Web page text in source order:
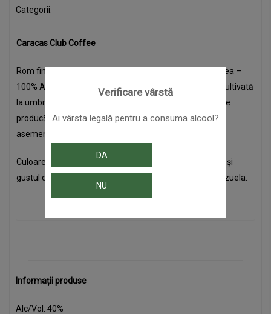
Verificare vârstă
Ai vârsta legală pentru a consuma alcool?
DA
NU
Categorii:
Caracas Club Coffee
Rom fin de 8 ani care conține macerat de boabe de cafea –
100% Arabica. Cafeaua provine din Venezuela și este cultivată
la umbră, sub coronamentul copacilor, ceea ce îi ajută pe
producători să lupte împotriva defrișărilor și este, de
asemenea, considerată “bird friendly”.
Culoarea vibrantă maro închis, aroma intensă de cafea și
gustul de fructe uscate te vor transporta direct în Venezuela.
Informații produse
Alc/Vol: 40%